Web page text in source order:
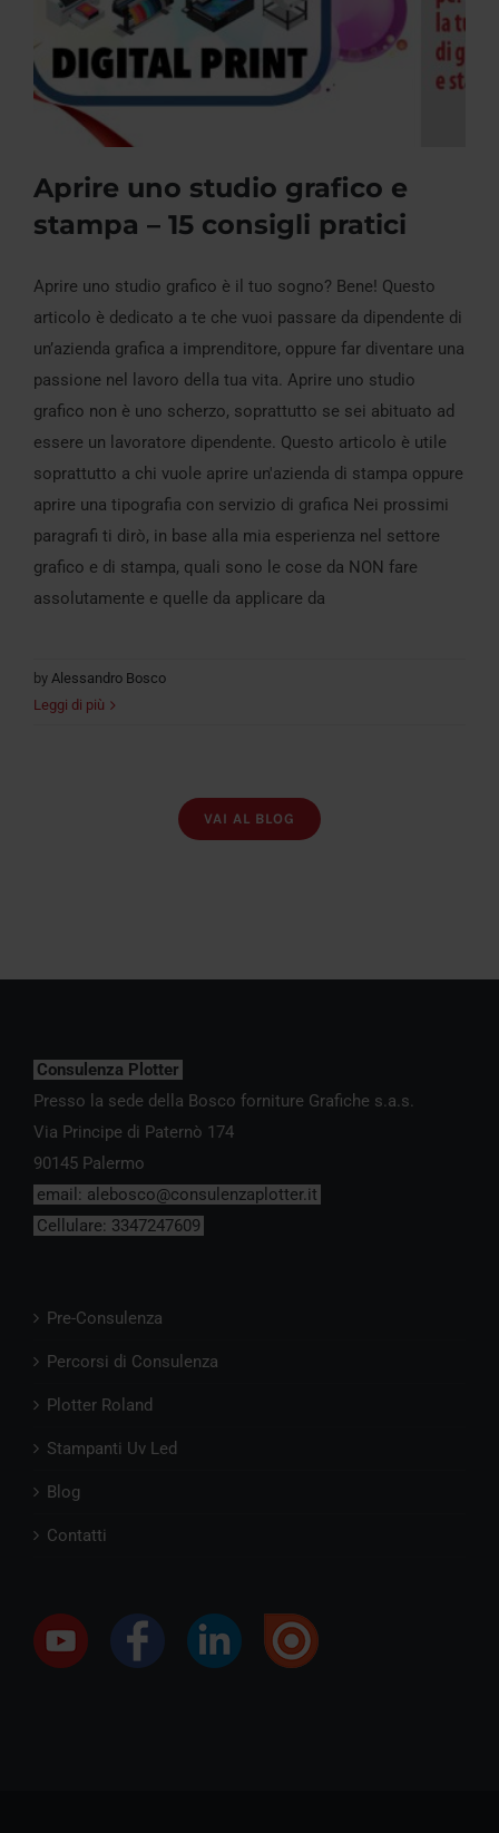
Aprire uno studio grafico e stampa – 15
consigli pratici
Aprire uno studio grafico e
stampa – 15 consigli pratici
Aprire uno studio grafico è il tuo sogno? Bene! Questo
articolo è dedicato a te che vuoi passare da dipendente di
un’azienda grafica a imprenditore, oppure far diventare una
passione nel lavoro della tua vita. Aprire uno studio
grafico non è uno scherzo, soprattutto se sei abituato ad
essere un lavoratore dipendente. Questo articolo è utile
soprattutto a chi vuole aprire un'azienda di stampa oppure
aprire una tipografia con servizio di grafica Nei prossimi
paragrafi ti dirò, in base alla mia esperienza nel settore
grafico e di stampa, quali sono le cose da NON fare
assolutamente e quelle da applicare da
by Alessandro Bosco
Leggi di più
VAI AL BLOG
Consulenza Plotter
Presso la sede della Bosco forniture Grafiche s.a.s.
Via Principe di Paternò 174
90145 Palermo
email: alebosco@consulenzaplotter.it
Cellulare: 3347247609
Pre-Consulenza
Percorsi di Consulenza
Plotter Roland
Stampanti Uv Led
Blog
Contatti